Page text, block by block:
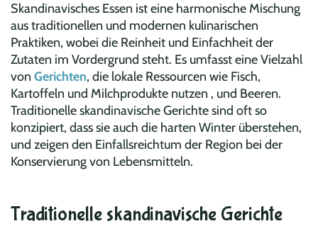
Skandinavisches Essen ist eine harmonische Mischung
aus traditionellen und modernen kulinarischen
Praktiken, wobei die Reinheit und Einfachheit der
Zutaten im Vordergrund steht. Es umfasst eine Vielzahl
von Gerichten, die lokale Ressourcen wie Fisch,
Kartoffeln und Milchprodukte nutzen , und Beeren.
Traditionelle skandinavische Gerichte sind oft so
konzipiert, dass sie auch die harten Winter überstehen,
und zeigen den Einfallsreichtum der Region bei der
Konservierung von Lebensmitteln.
Traditionelle skandinavische Gerichte